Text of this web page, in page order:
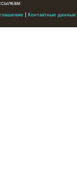
| Контактные данные